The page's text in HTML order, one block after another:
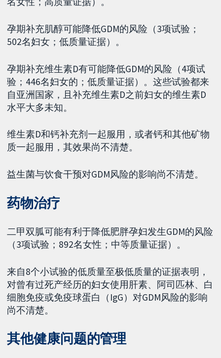
孕期补充肌醇可能降低GDM的风险（3项试验；
502名妇女；低质量证据）。
孕期补充维生素D有可能降低GDM的风险（4项试
验；446名妇女的；低质量证据）。这些试验都来
自亚洲国家，且补充维生素D之前妇女的维生素D
水平大多未知。
维生素D和钙补充剂一起服用，或者钙和其他矿物
质一起服用，其效果尚不清楚。
益生菌与饮食干预对GDM风险的影响尚不清楚。
药物治疗
二甲双胍可能有利于降低肥胖孕妇发生GDM的风险
（3项试验；892名女性；中等质量证据）。
来自8个小试验的低质量至极低质量的证据表明，
对曾有过死产经历的妇女使用肝素、阿司匹林、白
细胞免疫或免疫球蛋白（IgG）对GDM风险的影响
尚不清楚。
其他健康问题的管理